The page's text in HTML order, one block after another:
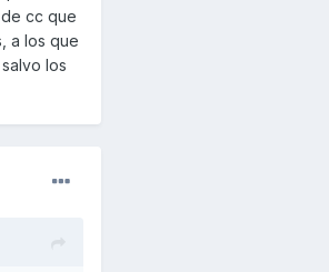
cc que
a los que
los